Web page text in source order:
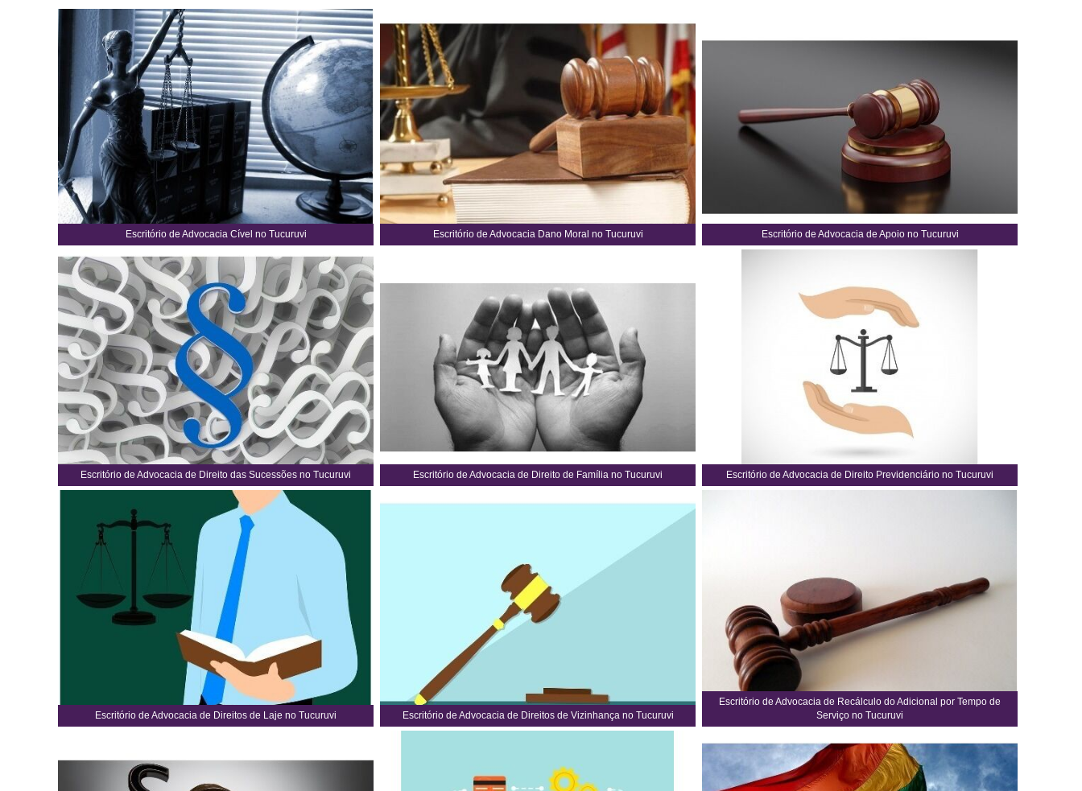
Escritório de Advocacia Cível no Tucuruvi Escritório de Advocacia Dano Moral no Tucuruvi Escritório de Advocacia de Apoio no Tucuruvi
Escritório de Advocacia de Direito das Sucessões no Tucuruvi Escritório de Advocacia de Direito de Família no Tucuruvi Escritório de Advocacia de Direito Previdenciário no Tucuruvi
Escritório de Advocacia de Direitos de Laje no Tucuruvi Escritório de Advocacia de Direitos de Vizinhança no Tucuruvi
Escritório de Advocacia de Recálculo do Adicional por Tempo de
Serviço no Tucuruvi